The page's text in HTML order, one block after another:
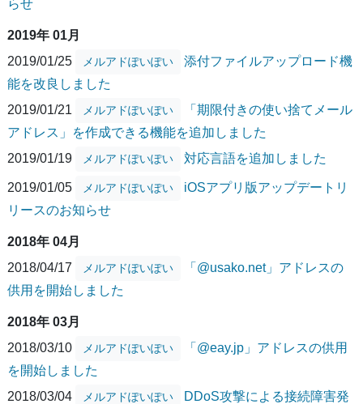
らせ
2019年 01月
2019/01/25
メルアドぽいぽい
添付ファイルアップロード機
能を改良しました
2019/01/21
メルアドぽいぽい
「期限付きの使い捨てメール
アドレス」を作成できる機能を追加しました
2019/01/19
メルアドぽいぽい 対応言語を追加しました
2019/01/05 メルアドぽいぽい
iOSアプリ版アップデートリ
リースのお知らせ
2018年 04月
2018/04/17
メルアドぽいぽい
「@usako.net」アドレスの
供用を開始しました
2018年 03月
2018/03/10
メルアドぽいぽい
「@eay.jp」アドレスの供用
を開始しました
2018/03/04
メルアドぽいぽい
DDoS攻撃による接続障害発